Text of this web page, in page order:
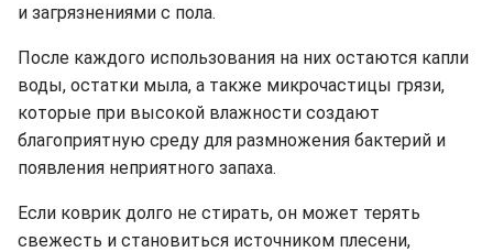
и загрязнениями с пола.
После каждого использования на них остаются капли
воды, остатки мыла, а также микрочастицы грязи,
которые при высокой влажности создают
благоприятную среду для размножения бактерий и
появления неприятного запаха.
Если коврик долго не стирать, он может терять
свежесть и становиться источником плесени,